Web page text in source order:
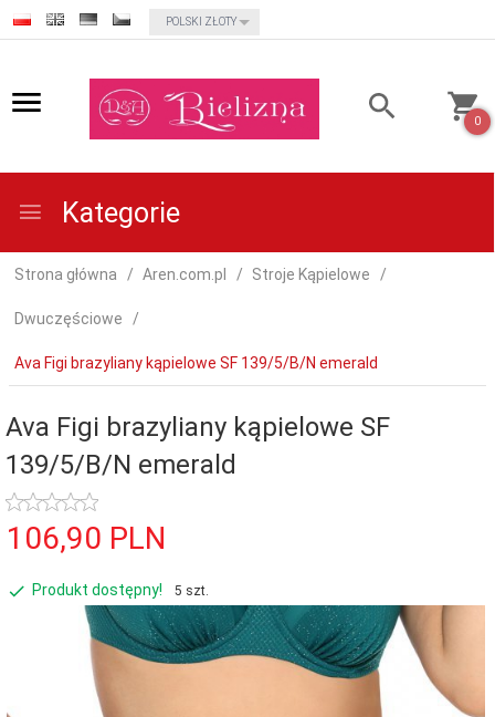
currency_h
POLSKI ZŁOTY
0
Kategorie
Strona główna Aren.com.pl Stroje Kąpielowe
Dwuczęściowe
Ava Figi brazyliany kąpielowe SF 139/5/B/N emerald
Ava Figi brazyliany kąpielowe SF
139/5/B/N emerald
106,90 PLN
Produkt dostępny! 5 szt.